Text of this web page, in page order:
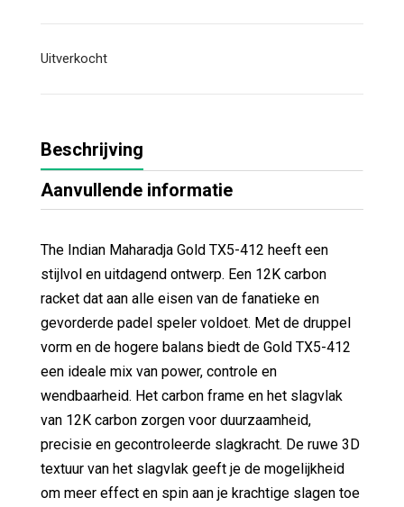
was:
is:
Uitverkocht
Beschrijving
Aanvullende informatie
The Indian Maharadja Gold TX5-412 heeft een
stijlvol en uitdagend ontwerp. Een 12K carbon
racket dat aan alle eisen van de fanatieke en
gevorderde padel speler voldoet. Met de druppel
vorm en de hogere balans biedt de Gold TX5-412
een ideale mix van power, controle en
wendbaarheid. Het carbon frame en het slagvlak
van 12K carbon zorgen voor duurzaamheid,
precisie en gecontroleerde slagkracht. De ruwe 3D
textuur van het slagvlak geeft je de mogelijkheid
om meer effect en spin aan je krachtige slagen toe